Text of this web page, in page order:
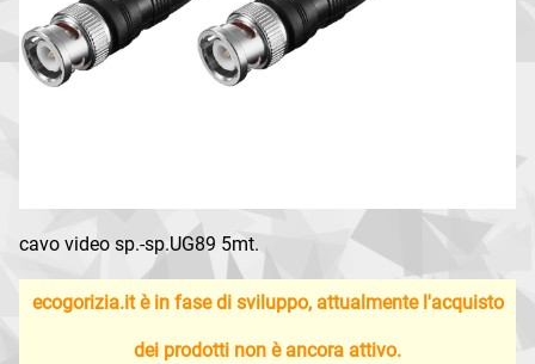
cavo video sp.-sp.UG89 5mt.
ecogorizia.it è in fase di sviluppo, attualmente l'acquisto
dei prodotti non è ancora attivo.